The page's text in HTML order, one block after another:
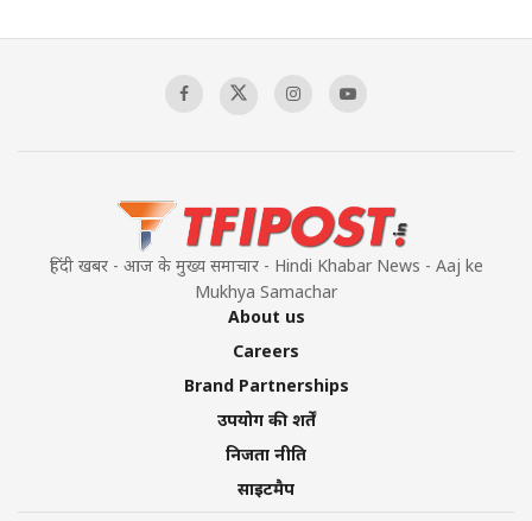
Sagar
हिंदी खबर - आज के मुख्य समाचार - Hindi Khabar News - Aaj ke
Mukhya Samachar
About us
Careers
Brand Partnerships
उपयोग की शर्तें
निजता नीति
साइटमैप